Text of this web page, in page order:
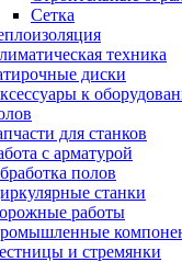
Сетка
техника
диски
к
для станков
с арматурой
полов
станки
работы
и стремянки